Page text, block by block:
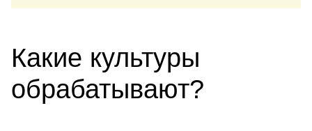
Какие культуры
обрабатывают?